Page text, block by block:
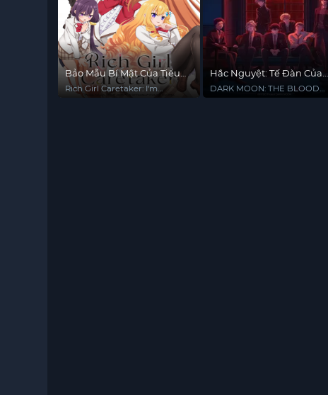
Bảo Mẫu Bí Mật Của Tiểu
Thư
Rich Girl Caretaker: I'm
Hắc Nguyệt: Tế Đàn Của
Trăng
DARK MOON: THE BLOOD